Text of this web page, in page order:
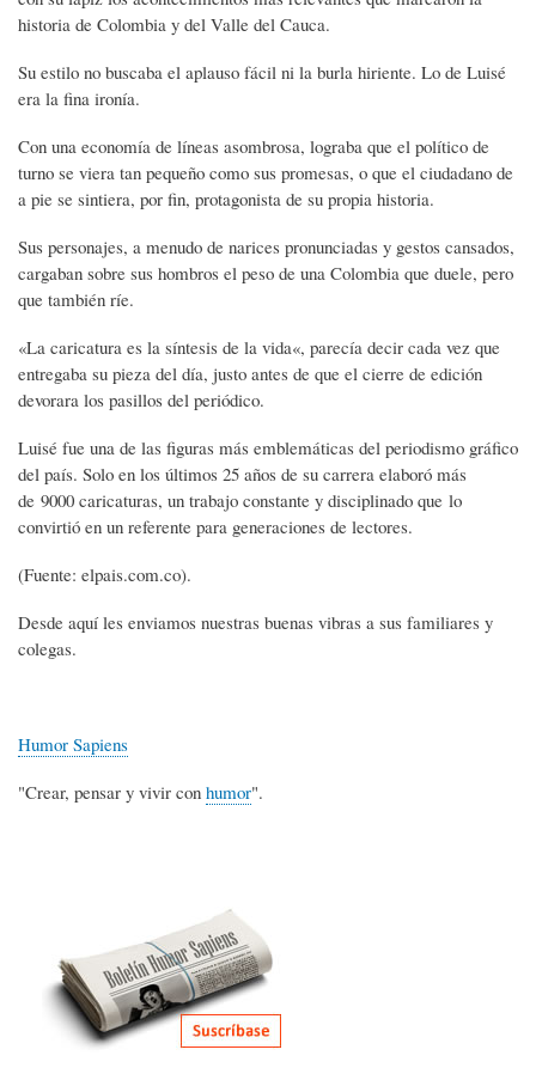
historia de Colombia y del Valle del Cauca.
Su estilo no buscaba el aplauso fácil ni la burla hiriente. Lo de Luisé
era la fina ironía.
Con una economía de líneas asombrosa, lograba que el político de
turno se viera tan pequeño como sus promesas, o que el ciudadano de
a pie se sintiera, por fin, protagonista de su propia historia.
Sus personajes, a menudo de narices pronunciadas y gestos cansados,
cargaban sobre sus hombros el peso de una Colombia que duele, pero
que también ríe.
«La caricatura es la síntesis de la vida«, parecía decir cada vez que
entregaba su pieza del día, justo antes de que el cierre de edición
devorara los pasillos del periódico.
Luisé fue una de las figuras más emblemáticas del periodismo gráfico
del país. Solo en los últimos 25 años de su carrera elaboró más
de 9000 caricaturas, un trabajo constante y disciplinado que lo
convirtió en un referente para generaciones de lectores.
(Fuente: elpais.com.co).
Desde aquí les enviamos nuestras buenas vibras a sus familiares y
colegas.
Humor Sapiens
"Crear, pensar y vivir con humor".